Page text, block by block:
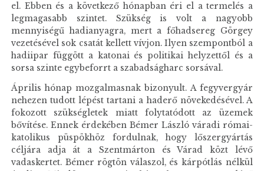
el. Ebben és a következő hónapban éri el a termelés a
legmagasabb szintet. Szükség is volt a nagyobb
mennyiségű hadianyagra, mert a főhadsereg Görgey
vezetésével sok csatát kellett vívjon. Ilyen szempontból a
hadiipar függött a katonai és politikai helyzettől és a
sorsa szinte egybeforrt a szabadságharc sorsával.
Április hónap mozgalmasnak bizonyult. A fegyvergyár
nehezen tudott lépést tartani a haderő növekedésével. A
fokozott szükségletek miatt folytatódott az üzemek
bővítése. Ennek érdekében Bémer László váradi római-
katolikus püspökhöz fordulnak, hogy lőszergyártás
céljára adja át a Szentmárton és Várad közt lévő
vadaskertet. Bémer rögtön válaszol, és kárpótlás nélkül